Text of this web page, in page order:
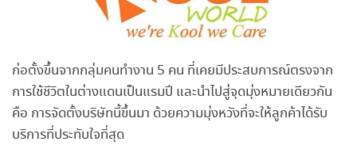
ก่อตั้งขึ้นจากกลุ่มคนทำงาน 5 คน ที่เคยมีประสบการณ์ตรงจาก
การใช้ชีวิตในต่างแดนเป็นแรมปี และนำไปสู่จุดมุ่งหมายเดียวกัน
คือ การจัดตั้งบริษัทนี้ขึ้นมา ด้วยความมุ่งหวังที่จะให้ลูกค้าได้รับ
บริการที่ประทับใจที่สุด